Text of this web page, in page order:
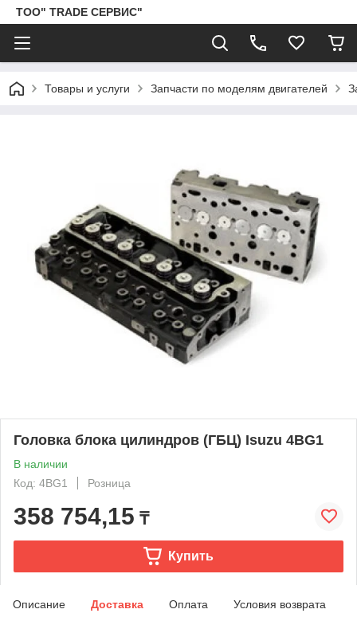
ТОО" TRADE СЕРВИС"
Товары и услуги Запчасти по моделям двигателей
Головка блока цилиндров (ГБЦ) Isuzu 4BG1
В наличии
Код: 4BG1
Розница
358 754,15 ₸
Купить
Описание Доставка Оплата Условия возврата